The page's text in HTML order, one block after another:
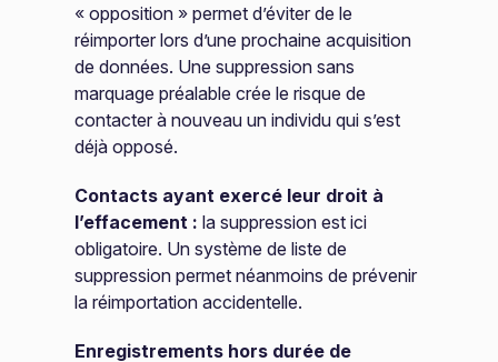
« opposition » permet d’éviter de le
réimporter lors d’une prochaine acquisition
de données. Une suppression sans
marquage préalable crée le risque de
contacter à nouveau un individu qui s’est
déjà opposé.
Contacts ayant exercé leur droit à
l’effacement : la suppression est ici
obligatoire. Un système de liste de
suppression permet néanmoins de prévenir
la réimportation accidentelle.
Enregistrements hors durée de